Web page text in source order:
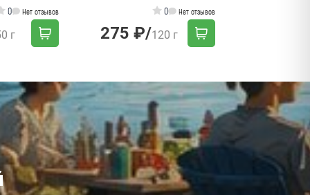
0 Нет отзывов
г
0 Нет отзывов
275 ₽/120 г